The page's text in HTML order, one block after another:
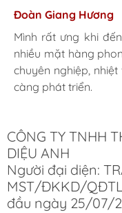
Hương Suri
Mình rất ưng khi
nhiều mặt hàng
chuyên nghiệp,
càng phát triển.
Đoàn Giang Hương
Mình rất ưng khi
nhiều mặt hàng
chuyên nghiệp,
càng phát triển.
Ngọc Anh
Mình rất ưng khi
nhiều mặt hàng
chuyên nghiệp,
càng phát triển.
CÔNG TY TNHH
DIỆU ANH
Người đại diện:
MST/ĐKKD/
đầu ngày 25/07/